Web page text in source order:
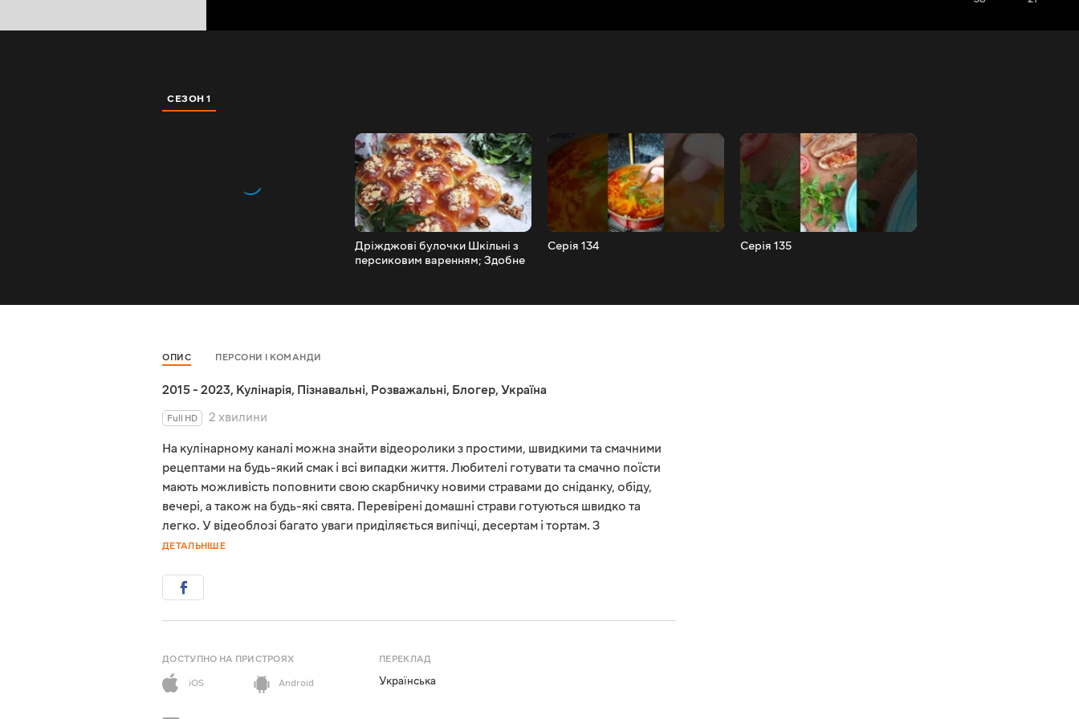
СЕЗОН 1
Дріжджові булочки Шкільні з
персиковим варенням; Здобне
Серія 134 Серія 135
ОПИС ПЕРСОНИ І КОМАНДИ
2015 - 2023, Кулінарія, Пізнавальні, Розважальні, Блогер, Україна
Full HD
2 хвилини
На кулінарному каналі можна знайти відеоролики з простими, швидкими та смачними
рецептами на будь-який смак і всі випадки життя. Любителі готувати та смачно поїсти
мають можливість поповнити свою скарбничку новими стравами до сніданку, обіду,
вечері, а також на будь-які свята. Перевірені домашні страви готуються швидко та
легко. У відеоблозі багато уваги приділяється випічці, десертам і тортам. З
ДЕТАЛЬНІШЕ
ДОСТУПНО НА ПРИСТРОЯХ
iOS
Android
ПЕРЕКЛАД
Українська